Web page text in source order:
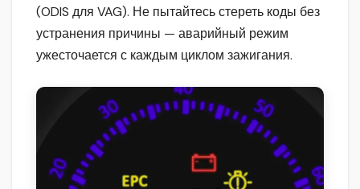
(ODIS для VAG). Не пытайтесь стереть коды без
устранения причины — аварийный режим
ужесточается с каждым циклом зажигания.